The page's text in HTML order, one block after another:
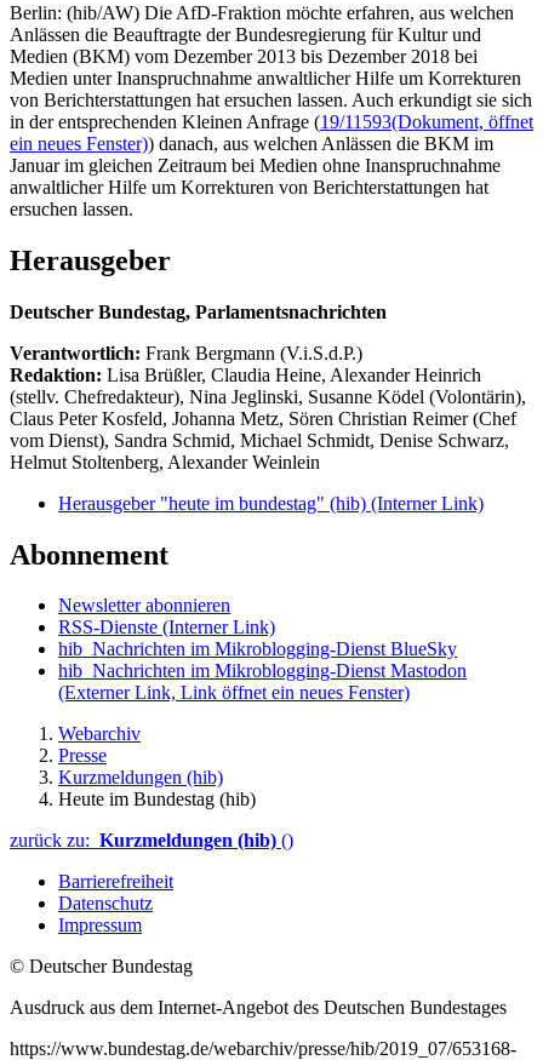
Berlin: (hib/AW) Die AfD-Fraktion möchte erfahren, aus welchen
Anlässen die Beauftragte der Bundesregierung für Kultur und
Medien (BKM) vom Dezember 2013 bis Dezember 2018 bei
Medien unter Inanspruchnahme anwaltlicher Hilfe um Korrekturen
von Berichterstattungen hat ersuchen lassen. Auch erkundigt sie sich
in der entsprechenden Kleinen Anfrage (19/11593(Dokument, öffnet
ein neues Fenster)) danach, aus welchen Anlässen die BKM im
Januar im gleichen Zeitraum bei Medien ohne Inanspruchnahme
anwaltlicher Hilfe um Korrekturen von Berichterstattungen hat
ersuchen lassen.
Herausgeber
Deutscher Bundestag, Parlamentsnachrichten
Verantwortlich: Frank Bergmann (V.i.S.d.P.)
Redaktion: Lisa Brüßler, Claudia Heine, Alexander Heinrich
(stellv. Chefredakteur), Nina Jeglinski, Susanne Ködel (Volontärin),
Claus Peter Kosfeld, Johanna Metz, Sören Christian Reimer (Chef
vom Dienst), Sandra Schmid, Michael Schmidt, Denise Schwarz,
Helmut Stoltenberg, Alexander Weinlein
Herausgeber "heute im bundestag" (hib) (Interner Link)
Abonnement
Newsletter abonnieren
RSS-Dienste (Interner Link)
hib_Nachrichten im Mikroblogging-Dienst BlueSky
hib_Nachrichten im Mikroblogging-Dienst Mastodon
(Externer Link, Link öffnet ein neues Fenster)
Webarchiv
Presse
Kurzmeldungen (hib)
Heute im Bundestag (hib)
zurück zu: Kurzmeldungen (hib) ()
Barrierefreiheit
Datenschutz
Impressum
© Deutscher Bundestag
Ausdruck aus dem Internet-Angebot des Deutschen Bundestages
https://www.bundestag.de/webarchiv/presse/hib/2019_07/653168-